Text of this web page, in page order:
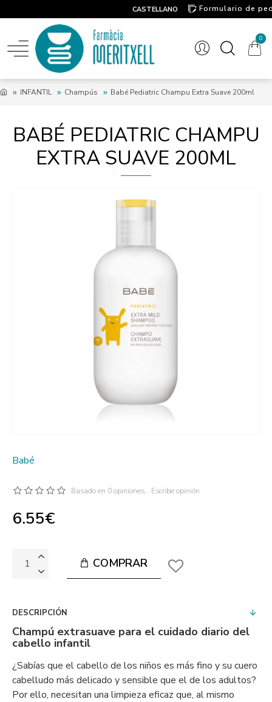
CASTELLANO
Formulario de
0
INFANTIL Champús Babé Pediatric Champu Extra Suave 200ml
BABÉ PEDIATRIC CHAMPU
EXTRA SUAVE 200ML
Babé
Basado en 0 opiniones. Escribe opinión
6.55€
COMPRAR
DESCRIPCIÓN
Champú extrasuave para el cuidado diario del
cabello infantil
¿Sabías que el cabello de los niños es más fino y su cuero
cabelludo más delicado y sensible que el de los adultos?
Por ello, necesitan una limpieza eficaz que, al mismo